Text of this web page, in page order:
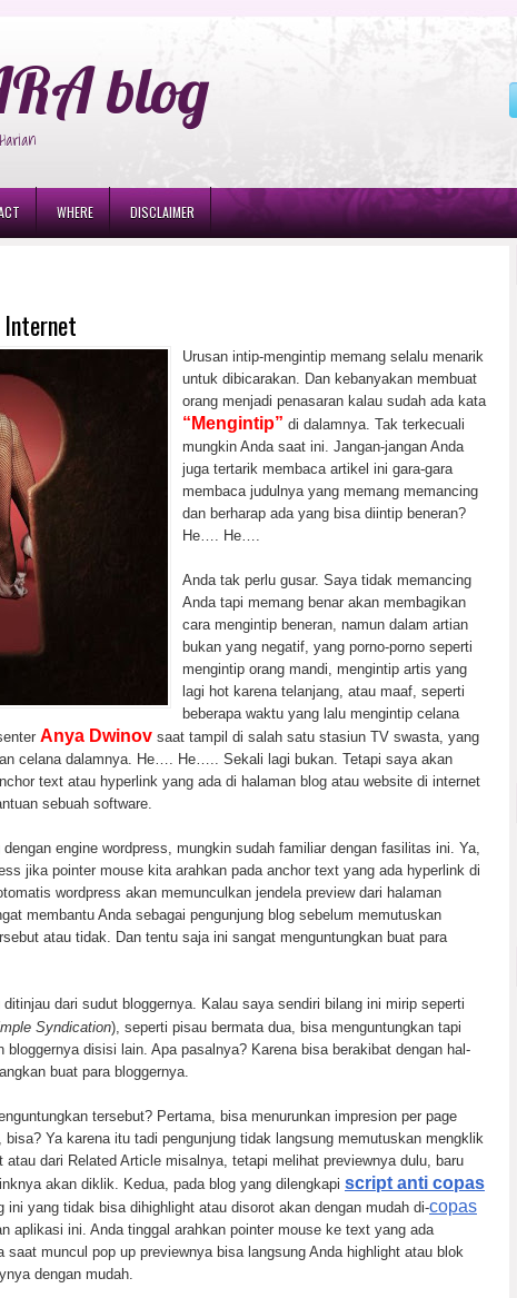
blog
WHERE DISCLAIMER
Urusan intip-mengintip memang selalu menarik
untuk dibicarakan. Dan kebanyakan membuat
orang menjadi penasaran kalau sudah ada kata
“Mengintip” di dalamnya. Tak terkecuali
mungkin Anda saat ini. Jangan-jangan Anda
juga tertarik membaca artikel ini gara-gara
membaca judulnya yang memang memancing
dan berharap ada yang bisa diintip beneran?
He…. He….
Anda tak perlu gusar. Saya tidak memancing
Anda tapi memang benar akan membagikan
cara mengintip beneran, namun dalam artian
bukan yang negatif, yang porno-porno seperti
mengintip orang mandi, mengintip artis yang
lagi hot karena telanjang, atau maaf, seperti
beberapa waktu yang lalu mengintip celana
Anya Dwinov saat tampil di salah satu stasiun TV swasta, yang
celana dalamnya. He…. He….. Sekali lagi bukan. Tetapi saya akan
text atau hyperlink yang ada di halaman blog atau website di internet
sebuah software.
engine wordpress, mungkin sudah familiar dengan fasilitas ini. Ya,
jika pointer mouse kita arahkan pada anchor text yang ada hyperlink di
wordpress akan memunculkan jendela preview dari halaman
membantu Anda sebagai pengunjung blog sebelum memutuskan
atau tidak. Dan tentu saja ini sangat menguntungkan buat para
dari sudut bloggernya. Kalau saya sendiri bilang ini mirip seperti
Syndication) , seperti pisau bermata dua, bisa menguntungkan tapi
bloggernya disisi lain. Apa pasalnya? Karena bisa berakibat dengan hal-
buat para bloggernya.
tersebut? Pertama, bisa menurunkan impresion per page
bisa? Ya karena itu tadi pengunjung tidak langsung memutuskan mengklik
atau dari Related Article misalnya, tetapi melihat previewnya dulu, baru
akan diklik. Kedua, pada blog yang dilengkapi script anti copas
ini yang tidak bisa dihighlight atau disorot akan dengan mudah di-copas
aplikasi ini. Anda tinggal arahkan pointer mouse ke text yang ada
saat muncul pop up previewnya bisa langsung Anda highlight atau blok
dengan mudah.